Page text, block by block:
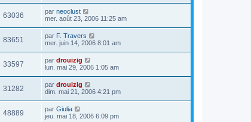
63036 par neoclust
mer. août 23, 2006 11:25 am
83651 par F. Travers
mer. juin 14, 2006 8:01 am
33597 par drouizig
lun. mai 29, 2006 1:05 am
31282 par drouizig
dim. mai 21, 2006 4:21 pm
48889 par Giulia
jeu. mai 18, 2006 6:09 pm